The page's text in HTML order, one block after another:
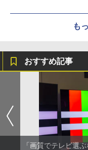
も
おすすめ記事
「画質でテレビ選